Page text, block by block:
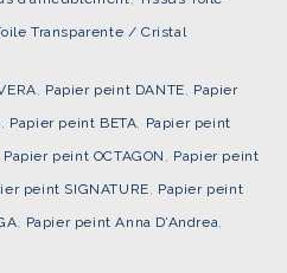
Transparente / Cristal
, Papier peint DANTE, Papier
, Papier peint BETA, Papier peint
Papier peint OCTAGON , Papier peint
peint SIGNATURE, Papier peint
, Papier peint Anna D’Andrea,